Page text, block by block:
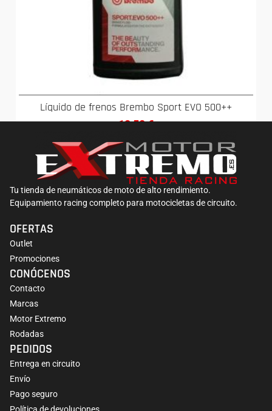
Líquido de frenos Brembo Sport EVO 500++
12,58€
Tu tienda de neumáticos de moto de alto rendimiento.
Equipamiento racing completo para motocicletas de circuito.
OFERTAS
Outlet
Promociones
CONÓCENOS
Contacto
Marcas
Motor Extremo
Rodadas
PEDIDOS
Entrega en circuito
Envío
Pago seguro